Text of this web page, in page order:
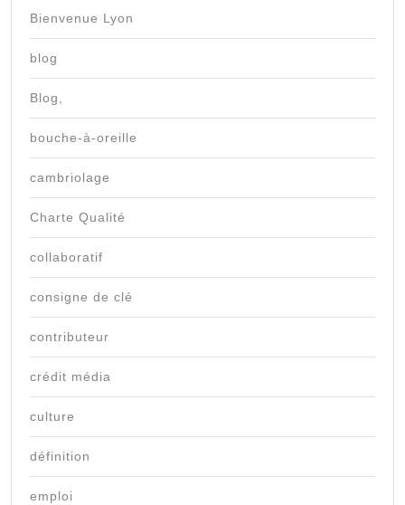
Bienvenue Lyon
blog
Blog,
bouche-à-oreille
cambriolage
Charte Qualité
collaboratif
consigne de clé
contributeur
crédit média
culture
définition
emploi